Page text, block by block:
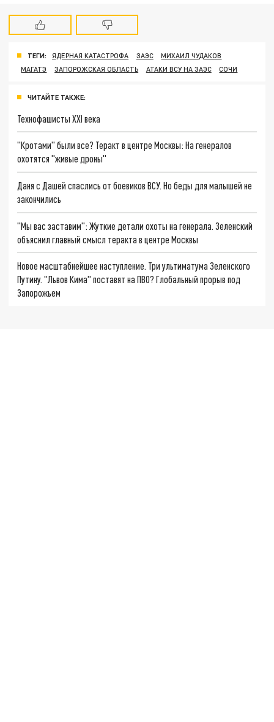
ТЕГИ: ЯДЕРНАЯ КАТАСТРОФА ЗАЭС
МИХАИЛ ЧУДАКОВ
МАГАТЭ
ЗАПОРОЖСКАЯ ОБЛАСТЬ АТАКИ ВСУ НА ЗАЭС СОЧИ
ЧИТАЙТЕ ТАКЖЕ:
Технофашисты XXI века
"Кротами" были все? Теракт в центре Москвы: На генералов
охотятся "живые дроны"
Даня с Дашей спаслись от боевиков ВСУ. Но беды для малышей не
закончились
"Мы вас заставим": Жуткие детали охоты на генерала. Зеленский
объяснил главный смысл теракта в центре Москвы
Новое масштабнейшее наступление. Три ультиматума Зеленского
Путину. "Львов Кима" поставят на ПВО? Глобальный прорыв под
Запорожьем